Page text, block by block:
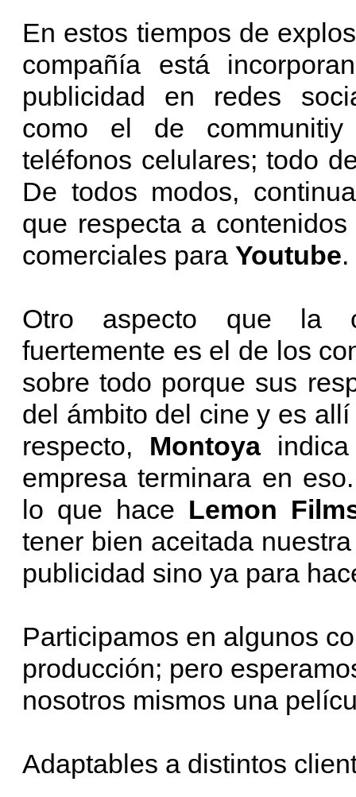
En estos tiempos de
compañía está
publicidad en redes
como el de
teléfonos celulares; todo
De todos modos,
que respecta a
comerciales para Youtube.
Otro aspecto que la
fuertemente es el de los
sobre todo porque sus
del ámbito del cine y es
respecto, Montoya
empresa terminara en
lo que hace Lemon
tener bien aceitada
publicidad sino ya para
Participamos en algunos
producción; pero
nosotros mismos una
Adaptables a distintos